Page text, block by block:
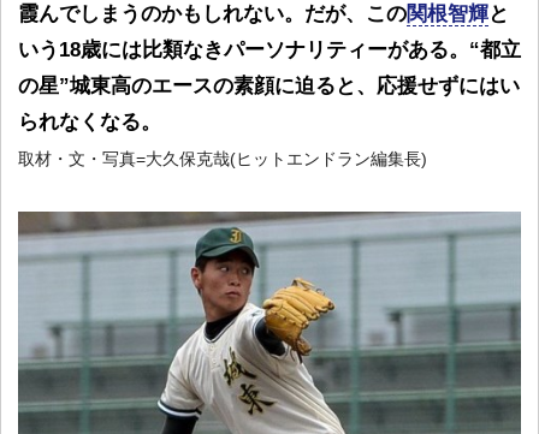
霞んでしまうのかもしれない。だが、この関根智輝と
いう18歳には比類なきパーソナリティーがある。“都立
の星”城東高のエースの素顔に迫ると、応援せずにはい
られなくなる。
取材・文・写真=大久保克哉(ヒットエンドラン編集長)